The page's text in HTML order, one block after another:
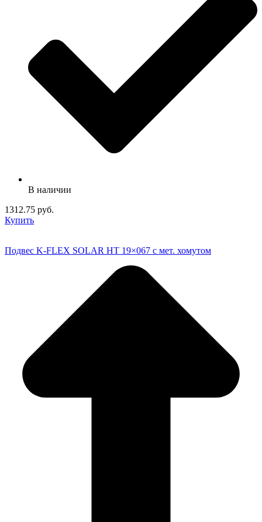
В наличии
1312.75 руб.
Купить
Подвес K-FLEX SOLAR HT 19×067 с мет. хомутом